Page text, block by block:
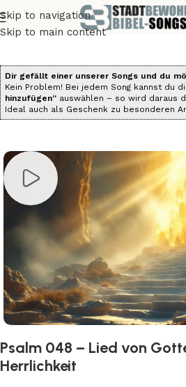
Skip to navigation
Skip to main content
Start Alle Bibelsongs Die Psalmen
Dir gefällt einer unserer Songs und du
Kein Problem! Bei jedem Song kannst du
hinzufügen“ auswählen – so wird daraus
Ideal auch als Geschenk zu besonderen
Psalm 048 – Lied von
Herrlichkeit